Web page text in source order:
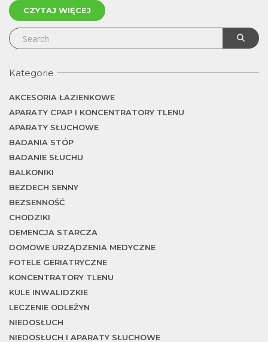
CZYTAJ WIĘCEJ
Kategorie
AKCESORIA ŁAZIENKOWE
APARATY CPAP I KONCENTRATORY TLENU
APARATY SŁUCHOWE
BADANIA STÓP
BADANIE SŁUCHU
BALKONIKI
BEZDECH SENNY
BEZSENNOŚĆ
CHODZIKI
DEMENCJA STARCZA
DOMOWE URZĄDZENIA MEDYCZNE
FOTELE GERIATRYCZNE
KONCENTRATORY TLENU
KULE INWALIDZKIE
LECZENIE ODLEŻYN
NIEDOSŁUCH
NIEDOSŁUCH I APARATY SŁUCHOWE